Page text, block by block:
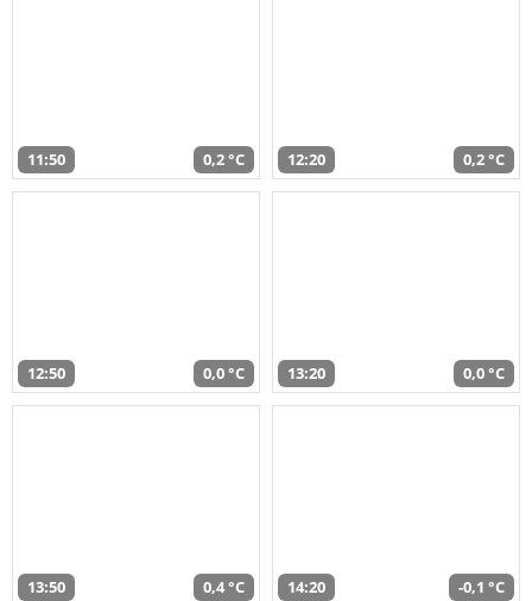
11:50 0,2 °C 12:20 0,2 °C
12:50 0,0 °C 13:20 0,0 °C
13:50 0,4 °C 14:20 -0,1 °C